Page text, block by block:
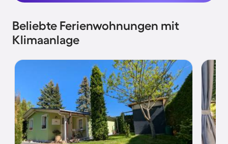
Beliebte Ferienwohnungen mit
Klimaanlage